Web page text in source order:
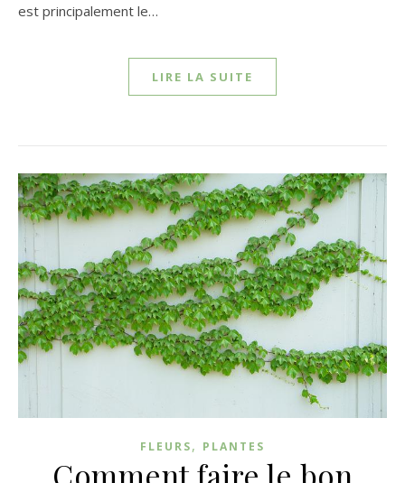
est principalement le…
LIRE LA SUITE
FLEURS, PLANTES
Comment faire le bon